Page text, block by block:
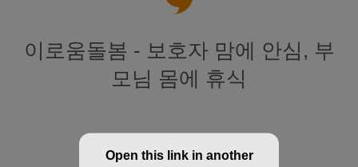
이로움돌봄 - 보호자 맘에 안심, 부
모님 몸에 휴식